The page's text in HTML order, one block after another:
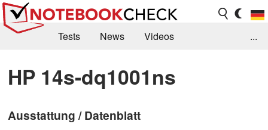
Tests News
Videos
Kaufberatung
Deals Suche
Forum
...
HP 14s-dq1001ns
Ausstattung / Datenblatt